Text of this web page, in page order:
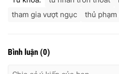
tham gia vượt ngục
thủ phạm
Bình luận (0)